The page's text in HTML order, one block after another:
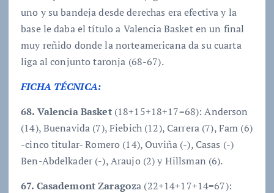
uno y su bandeja desde derechas era efectiva y la
base le daba el título a Valencia Basket en un final
muy reñido donde la norteamericana da su cuarta
liga al conjunto taronja (68-67).
FICHA TÉCNICA:
68. Valencia Basket(18+15+18+17=68): Anderson
(14), Buenavida (7), Fiebich (12), Carrera (7), Fam (6)
-cinco titular- Romero (14), Ouviña (-), Casas (-)
Ben-Abdelkader (-), Araujo (2) y Hillsman (6).
67. Casademont Zaragoza (22+14+17+14=67):